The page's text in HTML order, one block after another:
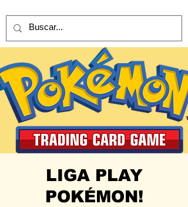
LIGA PLAY
POKÉMON!